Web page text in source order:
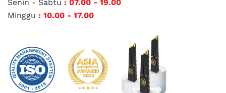
Senin - Sabtu : 07.00 - 19.00
Minggu : 10.00 - 17.00